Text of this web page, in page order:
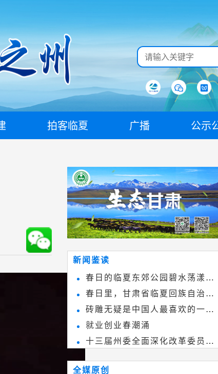
拍客临夏 广播 公示
新闻鉴读
春日的临夏东郊公园碧水荡漾、
春花烂漫
春日里，甘肃省临夏回族自治州
境内的刘家峡大桥，壮观美丽!
砖雕无疑是中国人最喜欢的一种
雕刻艺术，它不仅是民间实用美术
和建筑装饰艺术的有机结合，更成
为中国建筑史上彰品东方美不可磨
就业创业春潮涌
十三届州委全面深化改革委员会
第八次会议召开
全媒原创